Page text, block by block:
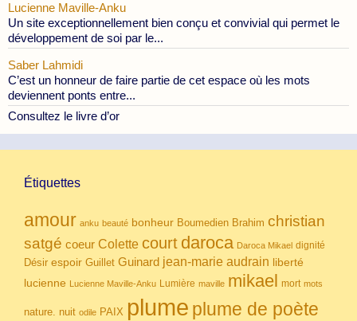
Lucienne Maville-Anku
Un site exceptionnellement bien conçu et convivial qui permet le
développement de soi par le...
Saber Lahmidi
C’est un honneur de faire partie de cet espace où les mots
deviennent ponts entre...
Consultez le livre d’or
Étiquettes
amour anku beauté bonheur Boumedien Brahim christian
satgé coeur Colette court daroca Daroca Mikael dignité
Désir espoir Guillet Guinard jean-marie audrain liberté
lucienne Lucienne Maville-Anku Lumière maville mikael mort mots
nature. nuit odile PAIX plume plume de poète